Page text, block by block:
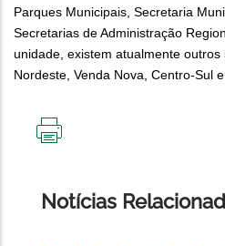
Parques Municipais, Secretaria
Secretarias de Administração
unidade, existem atualmente
Nordeste, Venda Nova, Centro-Sul
Notícias